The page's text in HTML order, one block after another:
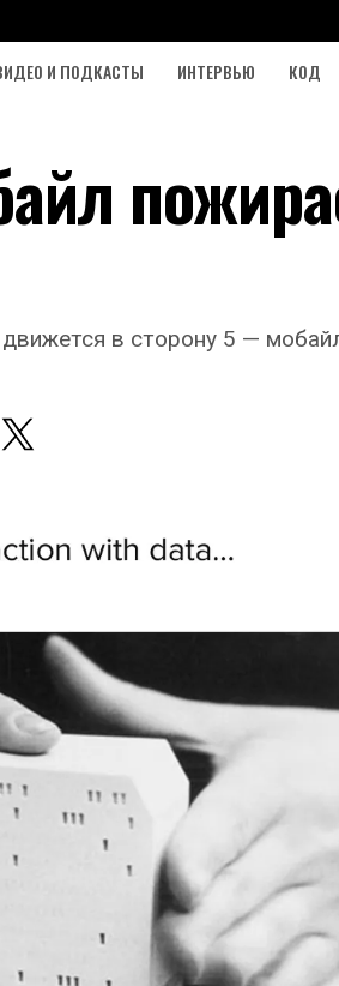
И ПОДКАСТЫ ИНТЕРВЬЮ КОД
в сторону 5 —